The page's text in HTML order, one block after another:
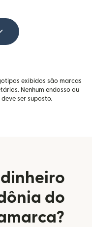
exibidos são marcas
Nenhum endosso ou
ser suposto.
do